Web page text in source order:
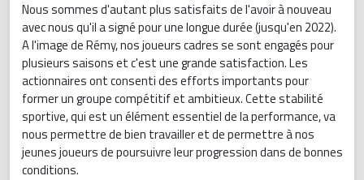
Nous sommes d'autant plus satisfaits de l'avoir à nouveau
avec nous qu'il a signé pour une longue durée (jusqu'en 2022).
A l'image de Rémy, nos joueurs cadres se sont engagés pour
plusieurs saisons et c'est une grande satisfaction. Les
actionnaires ont consenti des efforts importants pour
former un groupe compétitif et ambitieux. Cette stabilité
sportive, qui est un élément essentiel de la performance, va
nous permettre de bien travailler et de permettre à nos
jeunes joueurs de poursuivre leur progression dans de bonnes
conditions.